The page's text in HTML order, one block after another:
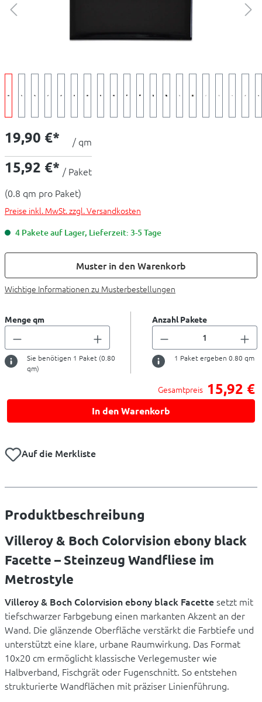
19,90 €* / qm
15,92 €* / Paket
(0.8 qm pro Paket)
Preise inkl. MwSt. zzgl. Versandkosten
4 Pakete auf Lager, Lieferzeit: 3-5 Tage
Muster in den Warenkorb
Wichtige Informationen zu Musterbestellungen
Menge qm
Sie benötigen 1 Paket (0.80
qm)
Anzahl Pakete
1 Paket ergeben 0.80 qm
Gesamtpreis 15,92 €
In den Warenkorb
Auf die Merkliste
Produktbeschreibung
Villeroy & Boch Colorvision ebony black
Facette – Steinzeug Wandfliese im
Metrostyle
Villeroy & Boch Colorvision ebony black Facettesetzt mit
tiefschwarzer Farbgebung einen markanten Akzent an der
Wand. Die glänzende Oberfläche verstärkt die Farbtiefe und
unterstützt eine klare, urbane Raumwirkung. Das Format
10x20 cm ermöglicht klassische Verlegemuster wie
Halbverband, Fischgrät oder Fugenschnitt. So entstehen
strukturierte Wandflächen mit präziser Linienführung.